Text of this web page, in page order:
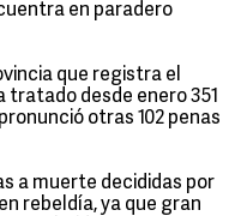
en paradero
que registra el
desde enero 351
otras 102 penas
a muerte decididas por
rebeldía, ya que gran